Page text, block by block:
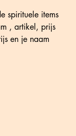
spirituele items
, artikel, prijs
en je naam